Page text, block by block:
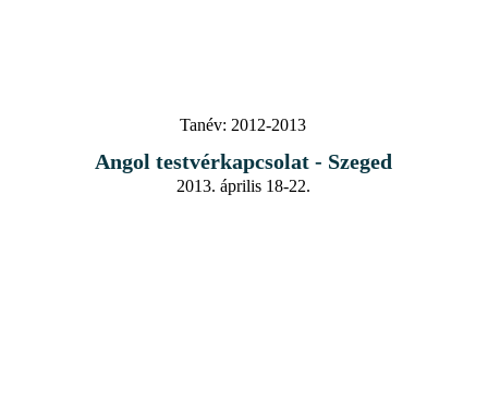
Tanév: 2012-2013
Angol testvérkapcsolat - Szeged
2013. április 18-22.